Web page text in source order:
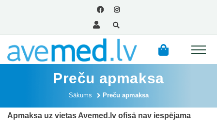
Preču apmaksa
Sākums Preču apmaksa
Apmaksa uz vietas Avemed.lv ofisā nav iespējama